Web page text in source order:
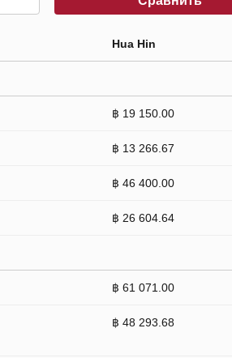
Hua Hin
฿ 19 150.00
฿ 13 266.67
฿ 46 400.00
฿ 26 604.64
฿ 61 071.00
฿ 48 293.68